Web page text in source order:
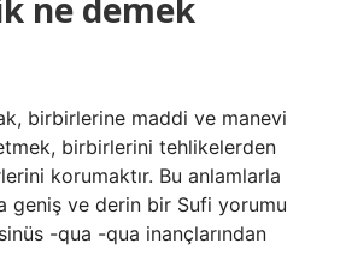
ne demek
birbirlerine maddi ve manevi
birbirlerini tehlikelerden
korumaktır. Bu anlamlarla
geniş ve derin bir Sufi yorumu
-qua -qua inançlarından